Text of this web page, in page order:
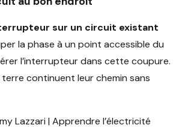
sur un circuit existant
la phase à un point accessible du
l’interrupteur dans cette coupure.
continuent leur chemin sans
Lazzari | Apprendre l’électricité